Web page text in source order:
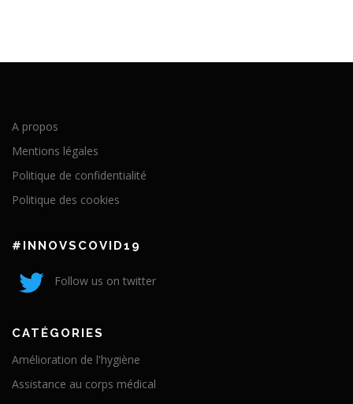
A propos
Mentions légales
Politique de confidentialité
Politique des cookies
#INNOVSCOVID19
Follow us on twitter
CATÉGORIES
Amélioration de l'hygiène
Assistance au corps médical